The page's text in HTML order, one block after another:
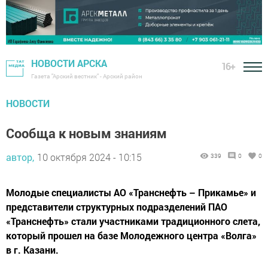
НОВОСТИ АРСКА
Газета "Арский вестник" - Арский район
16+
НОВОСТИ
Сообща к новым знаниям
автор, 10 октября 2024 - 10:15 339 0 0
Молодые специалисты АО «Транснефть – Прикамье» и
представители структурных подразделений ПАО
«Транснефть» стали участниками традиционного слета,
который прошел на базе Молодежного центра «Волга»
в г. Казани.